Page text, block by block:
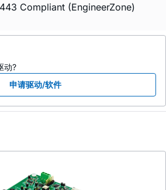
Compliant (EngineerZone)
动?
申请驱动/软件